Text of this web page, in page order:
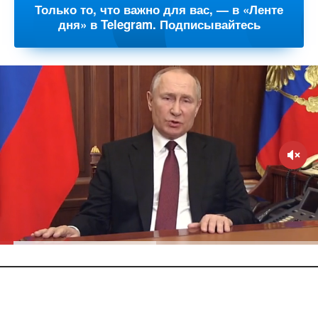
Только то, что важно для вас, — в «Ленте
дня» в Telegram. Подписывайтесь